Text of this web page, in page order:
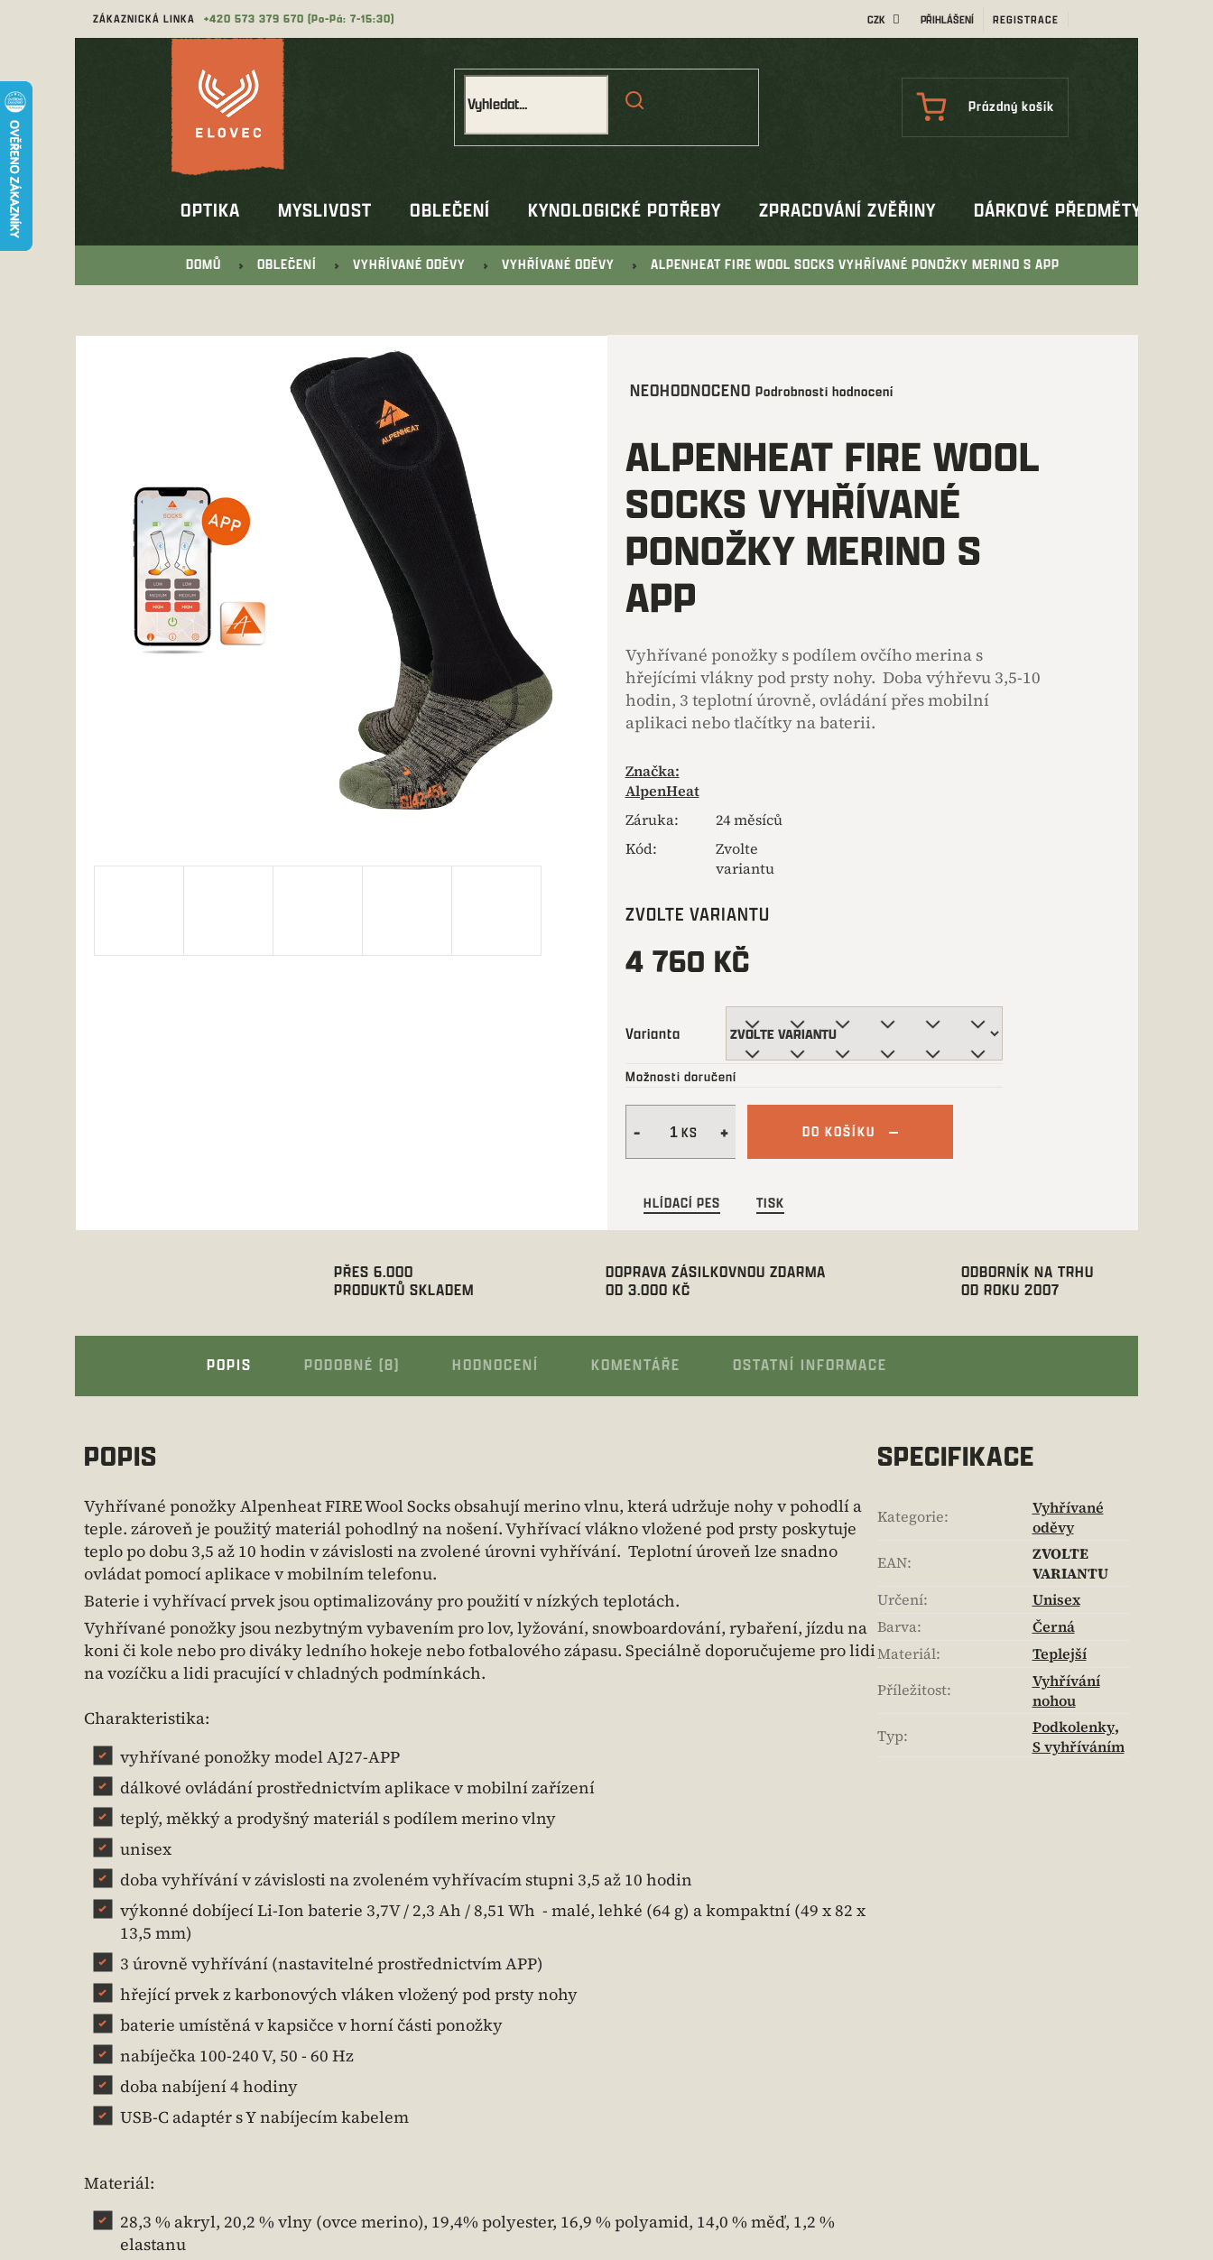
ZÁKAZNICKÁ LINKA 573 379 670 CZK PŘIHLÁŠENÍ REGISTRACE
NÁKUPNÍ
Prázdný košík
OPTIKA MYSLIVOST OBLEČENÍ KYNOLOGICKÉ POTŘEBY ZPRACOVÁNÍ ZVĚŘINY DÁRKOVÉ PŘEDMĚTY
DOMŮ OBLEČENÍ VYHŘÍVANÉ ODĚVY VYHŘÍVANÉ ODĚVY ALPENHEAT FIRE WOOL SOCKS VYHŘÍVANÉ PONOŽKY MERINO S APP
Průměrné
je
0,0
z
5
NEOHODNOCENO Podrobnosti hodnocení
ALPENHEAT FIRE WOOL
SOCKS VYHŘÍVANÉ
PONOŽKY MERINO S
APP
Vyhřívané ponožky s podílem ovčího merina s
hřejícími vlákny pod prsty nohy. Doba výhřevu 3,5-10
hodin, 3 teplotní úrovně, ovládání přes mobilní
aplikaci nebo tlačítky na baterii.
Značka:
AlpenHeat
Záruka:
24 měsíců
Kód:
Zvolte
variantu
ZVOLTE VARIANTU
4 760 KČ
Varianta
Možnosti doručení
DO KOŠÍKU
HLÍDACÍ PES TISK
PŘES 6.000
PRODUKTŮ SKLADEM
DOPRAVA ZÁSILKOVNOU ZDARMA
OD 3.000 KČ
ODBORNÍK NA TRHU
OD ROKU 2007
POPIS PODOBNÉ (8) HODNOCENÍ KOMENTÁŘE OSTATNÍ INFORMACE
POPIS
Vyhřívané ponožky Alpenheat FIRE Wool Socks obsahují merino vlnu, která udržuje nohy v pohodlí a
teple. zároveň je použitý materiál pohodlný na nošení. Vyhřívací vlákno vložené pod prsty poskytuje
teplo po dobu 3,5 až 10 hodin v závislosti na zvolené úrovni vyhřívání. Teplotní úroveň lze snadno
ovládat pomocí aplikace v mobilním telefonu.
Baterie i vyhřívací prvek jsou optimalizovány pro použití v nízkých teplotách.
Vyhřívané ponožky jsou nezbytným vybavením pro lov, lyžování, snowboardování, rybaření, jízdu na
koni či kole nebo pro diváky ledního hokeje nebo fotbalového zápasu. Speciálně doporučujeme pro lidi
na vozíčku a lidi pracující v chladných podmínkách.
Charakteristika:
vyhřívané ponožky model AJ27-APP
dálkové ovládání prostřednictvím aplikace v mobilní zařízení
teplý, měkký a prodyšný materiál s podílem merino vlny
unisex
doba vyhřívání v závislosti na zvoleném vyhřívacím stupni 3,5 až 10 hodin
výkonné dobíjecí Li-Ion baterie 3,7V / 2,3 Ah / 8,51 Wh - malé, lehké (64 g) a kompaktní (49 x 82 x
13,5 mm)
3 úrovně vyhřívání (nastavitelné prostřednictvím APP)
hřející prvek z karbonových vláken vložený pod prsty nohy
baterie umístěná v kapsičce v horní části ponožky
nabíječka 100-240 V, 50 - 60 Hz
doba nabíjení 4 hodiny
USB-C adaptér s Y nabíjecím kabelem
Materiál:
28,3 % akryl, 20,2 % vlny (ovce merino), 19,4% polyester, 16,9 % polyamid, 14,0 % měď, 1,2 %
elastanu
SPECIFIKACE
Kategorie:
Vyhřívané
oděvy
EAN:
ZVOLTE
VARIANTU
Určení:
Unisex
Barva:
Černá
Materiál:
Teplejší
Příležitost:
Vyhřívání
nohou
Typ: Podkolenky,
S vyhříváním